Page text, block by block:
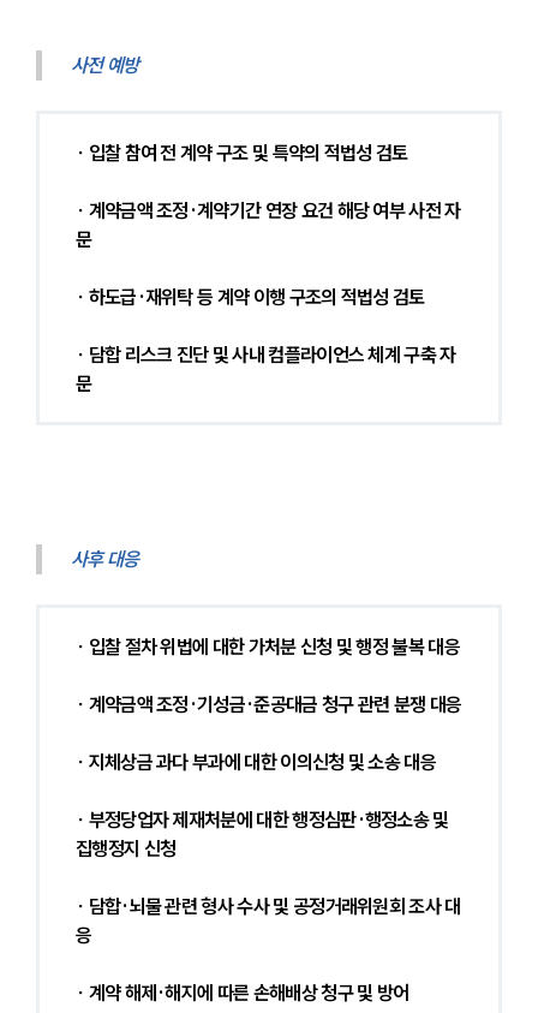
사전 예방
∙ 입찰 참여 전 계약 구조 및 특약의 적법성 검토
∙ 계약금액 조정·계약기간 연장 요건 해당 여부 사전 자
문
∙ 하도급·재위탁 등 계약 이행 구조의 적법성 검토
∙ 담합 리스크 진단 및 사내 컴플라이언스 체계 구축 자
문
사후 대응
∙ 입찰 절차 위법에 대한 가처분 신청 및 행정 불복 대응
∙ 계약금액 조정·기성금·준공대금 청구 관련 분쟁 대응
∙ 지체상금 과다 부과에 대한 이의신청 및 소송 대응
∙ 부정당업자 제재처분에 대한 행정심판·행정소송 및
집행정지 신청
∙ 담합·뇌물 관련 형사 수사 및 공정거래위원회 조사 대
응
∙ 계약 해제·해지에 따른 손해배상 청구 및 방어